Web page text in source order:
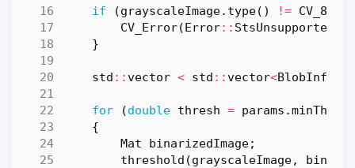
if (grayscaleImage. type() != CV_8UC1
CV_Error(Error::
}
std ::vector < std ::vector<BlobInfo
for (double thresh = params .
{
Mat
binarizedImage;
threshold (grayscaleImage,